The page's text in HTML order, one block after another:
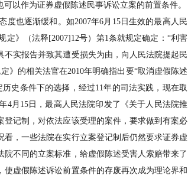
以作为证券虚假陈述民事诉讼立案的前置条件。
也逐渐缓和。如2007年6月15日生效的最高人民
》（法释[2007]12号）第1条就规定确定：“利害
实报告并致其遭受损失为由，向人民法院提起民
》的相关法官在2010年明确指出要“取消虚假陈述
史条件下的选择，经过11年的司法实践，现在取
4月15日，最高人民法院印发了《关于人民法院推
记制，对依法应该受理的案件，要求做到有案必
，一些法院在实行立案登记制后仍然要求证券虚
不同的立案标准，给虚假陈述受害人索赔带来了
虚假陈述诉讼前置条件的存废再次成为理论界和